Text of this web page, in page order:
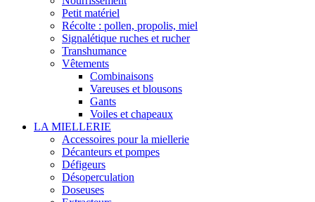
Petit matériel
Récolte : pollen, propolis, miel
Signalétique ruches et rucher
Transhumance
Vêtements
Combinaisons
Vareuses et blousons
Gants
Voiles et chapeaux
LA MIELLERIE
Accessoires pour la miellerie
Décanteurs et pompes
Défigeurs
Désoperculation
Doseuses